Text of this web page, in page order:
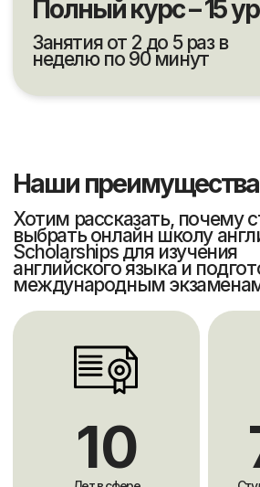
8000 45
Собственная
интерактивная онлайн
Scholarships является Авторизованным
British Council Регистрационным
Центром для экзамена IELTS
Посмотреть сертификат